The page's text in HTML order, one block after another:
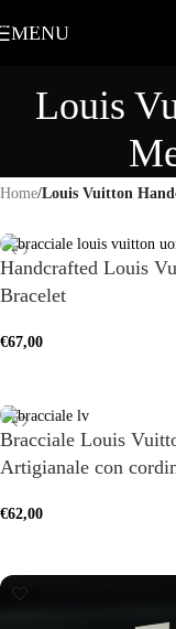
Skip to navigation
MENU
Louis
Home/Louis Vuitton
Handcrafted Louis
Bracelet
€67,00
Bracciale Louis
Artigianale con
€62,00